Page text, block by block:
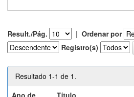
Result./Pág. | Ordenar por
Registro(s)
Resultado 1-1 de 1.
Ano de
Título